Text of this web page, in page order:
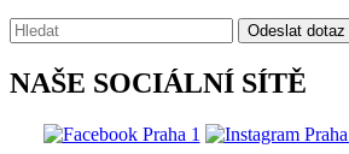
Vyhledávání:
Odeslat dotaz
NAŠE SOCIÁLNÍ SÍTĚ